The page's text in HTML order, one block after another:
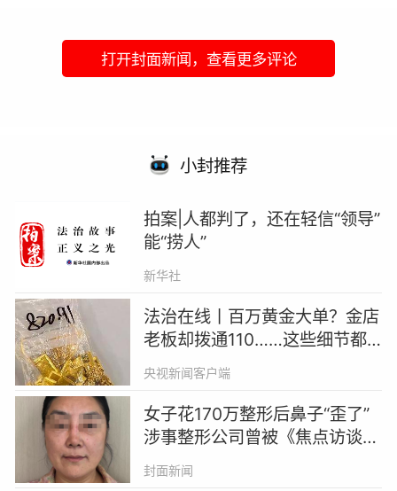
打开封面新闻，查看更多评论
小封推荐
拍案|人都判了，还在轻信“领导”
能“捞人”
新华社
法治在线丨百万黄金大单？金店
老板却拨通110……这些细节都
是洗钱团伙破绽
央视新闻客户端
女子花170万整形后鼻子“歪了”
涉事整形公司曾被《焦点访谈》
曝光非法行医
封面新闻